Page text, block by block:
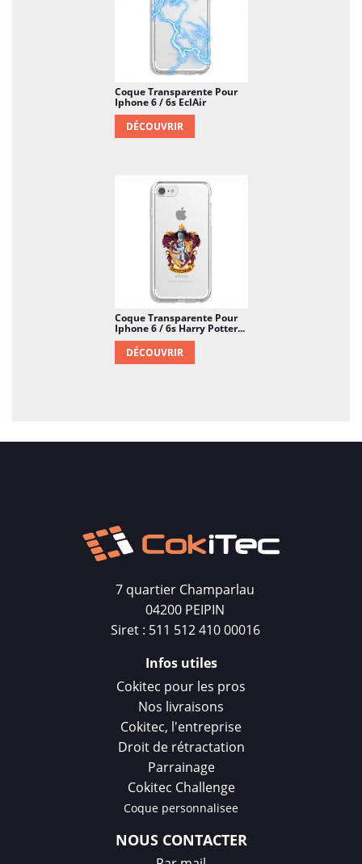
Coque Transparente Pour
Iphone 6 / 6s EclAir
DÉCOUVRIR
Coque Transparente Pour
Iphone 6 / 6s Harry Potter...
DÉCOUVRIR
7 quartier Champarlau
04200 PEIPIN
Siret : 511 512 410 00016
Infos utiles
Cokitec pour les pros
Nos livraisons
Cokitec, l'entreprise
Droit de rétractation
Parrainage
Cokitec Challenge
Coque personnalisee
NOUS CONTACTER